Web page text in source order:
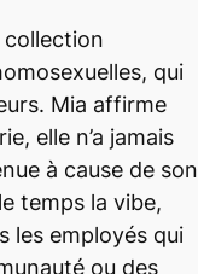
collection
qui
Mia affirme
elle n’a jamais
à cause de son
temps la vibe,
les employés qui
ou des